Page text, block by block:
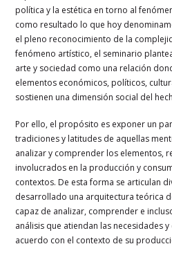
política y la estética en torno al
como resultado lo que hoy
el pleno reconocimiento de la
fenómeno artístico, el seminario
arte y sociedad como una relación
elementos económicos, políticos,
sostienen una dimensión social del
Por ello, el propósito es exponer un
tradiciones y latitudes de aquellas
analizar y comprender los elementos,
involucrados en la producción y
contextos. De esta forma se articulan
desarrollado una arquitectura teórica
capaz de analizar, comprender e
análisis que atiendan las necesidades
acuerdo con el contexto de su